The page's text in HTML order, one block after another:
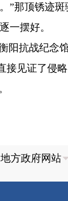
”那顶锈迹
一摆好。
阳抗战纪念
接见证了侵